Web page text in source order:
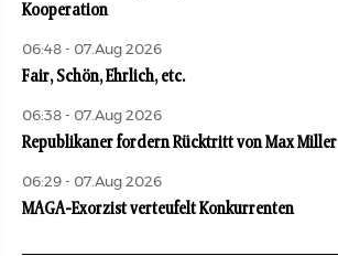
Kooperation
06:48 - 07.Aug 2026
Fair, Schön, Ehrlich, etc.
06:38 - 07.Aug 2026
Republikaner fordern Rücktritt von Max Miller
06:29 - 07.Aug 2026
MAGA-Exorzist verteufelt Konkurrenten